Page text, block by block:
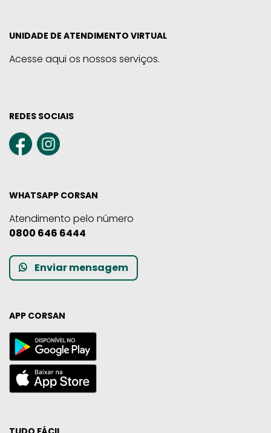
UNIDADE DE ATENDIMENTO VIRTUAL
Acesse aqui os nossos serviços.
REDES SOCIAIS
WHATSAPP CORSAN
Atendimento pelo número
0800 646 6444
Enviar mensagem
APP CORSAN